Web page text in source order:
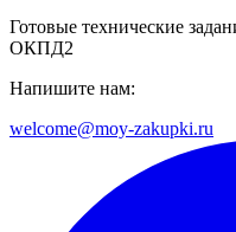
Готовые технические
ОКПД2
Напишите нам:
welcome@moy-zakupki.ru